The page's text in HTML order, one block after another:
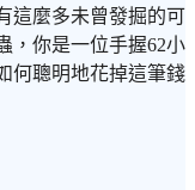
這麼多未曾發掘的可
，你是一位手握62小
何聰明地花掉這筆錢